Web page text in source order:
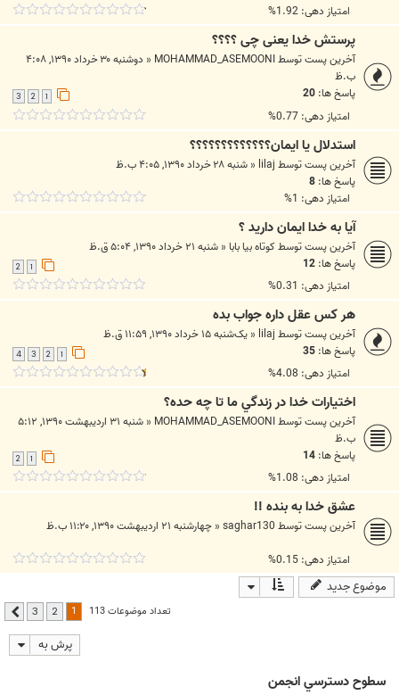
امتیاز دهی: 1.92%
پرستش خدا یعنی چی ؟؟؟؟
آخرین پست توسطMOHAMMAD_ASEMOONI
«
دوشنبه ۳۰ خرداد ۱۳۹۰, ۴:۰۸
ب.ظ
پاسخ ها: 20
3
امتیاز دهی: 0.77%
استدلال یا ایمان؟؟؟؟؟؟؟؟؟؟؟؟؟
آخرین پست توسطlilaj
« شنبه ۲۸ خرداد ۱۳۹۰, ۴:۰۵ ب.ظ
پاسخ ها: 8
امتیاز دهی: 1%
آیا به خدا ایمان دارید ؟
آخرین پست توسطکوتاه بیا بابا« شنبه ۲۱ خرداد ۱۳۹۰, ۵:۰۴ ق.ظ
پاسخ ها: 12
امتیاز دهی: 0.31%
هر کس عقل داره جواب بده
آخرین پست توسطlilaj
« یک‌شنبه ۱۵ خرداد ۱۳۹۰, ۱۱:۵۹ ق.ظ
پاسخ ها: 35
3
4
امتیاز دهی: 4.08%
اختيارات خدا در زندگي ما تا چه حده؟
آخرین پست توسطMOHAMMAD_ASEMOONI
«
شنبه ۳۱ اردیبهشت ۱۳۹۰, ۵:۱۲
ب.ظ
پاسخ ها: 14
امتیاز دهی: 1.08%
عشق خدا به بنده !!
آخرین پست توسطsaghar130
« چهارشنبه ۲۱ اردیبهشت ۱۳۹۰, ۱۱:۲۰ ب.ظ
امتیاز دهی: 0.15%
موضوع جدید
تعداد موضوعات 113 2
3 بعدی
پرش به
سطوح دسترسي انجمن